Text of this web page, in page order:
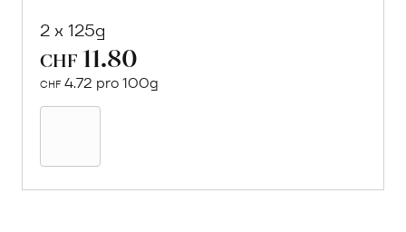
2 x 125g
CHF 11.80
CHF 4.72 pro 100g